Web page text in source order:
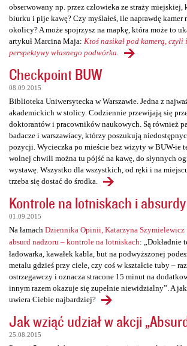
obserwowany np. przez człowieka ze straży
biurku i pije kawę? Czy myślałeś, ile naprawdę kamer
okolicy? A może spojrzysz na mapkę, która może to
artykuł Marcina Maja: Ktoś nasikał pod kamerą,
perspektywy własnego podwórka
Checkpoint BUW
08.09.2015
Biblioteka Uniwersytecka w Warszawie. Jedna z
akademickich w stolicy. Codziennie przewijają się
doktorantów i pracowników naukowych. Są również
badacze i warszawiacy, którzy poszukują
pozycji. Wycieczka po mieście bez wizyty w BUW-ie
wolnej chwili można tu pójść na kawę, do słynnych
wystawę. Wszystko dla wszystkich, od ręki i na
trzeba się dostać do środka.
Kontrole na lotniskach i
01.09.2015
Na łamach Dziennika Opinii, Katarzyna Szymielewicz
absurd nadzoru – kontrole na lotniskach: „Dokładnie
ładowarka, kawałek kabla, but na podwyższonej
metalu gdzieś przy ciele, czy coś w kształcie tuby –
ostrzegawczy i oznacza stracone 15 minut na
innym razem okazuje się zupełnie niewidzialny”. A
uwiera Ciebie najbardziej?
Jak wziąć udział w akcji
25.08.2015